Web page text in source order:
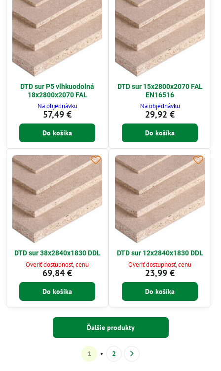
DTD sur P5 vlhkuodolná
18x2800x2070 FAL
Na objednávku
57,49 €
Do košíka
DTD sur 15x2800x2070 FAL
EN16516
Na objednávku
29,92 €
Do košíka
DTD sur 38x2840x1830 DDL
Overiť dostupnosť, cenu
69,84 €
Do košíka
DTD sur 12x2840x1830 DDL
Overiť dostupnosť, cenu
23,99 €
Do košíka
Ďalšie produkty
1 2